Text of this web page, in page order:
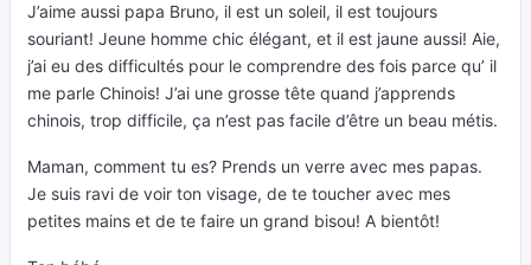
J’aime aussi papa Bruno, il est un soleil, il est toujours
souriant! Jeune homme chic élégant, et il est jaune aussi! Aie,
j’ai eu des difficultés pour le comprendre des fois parce qu’ il
me parle Chinois! J’ai une grosse tête quand j’apprends
chinois, trop difficile, ça n’est pas facile d’être un beau métis.
Maman, comment tu es? Prends un verre avec mes papas.
Je suis ravi de voir ton visage, de te toucher avec mes
petites mains et de te faire un grand bisou! A bientôt!